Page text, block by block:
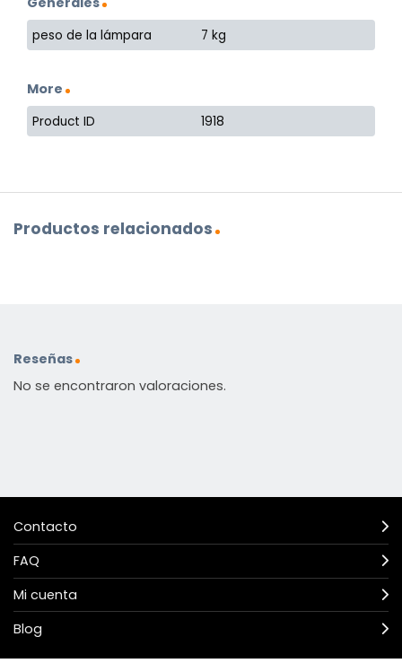
peso de la lámpara 7 kg
More
Product ID 1918
Productos relacionados
Reseñas
No se encontraron valoraciones.
Contacto
FAQ
Mi cuenta
Blog